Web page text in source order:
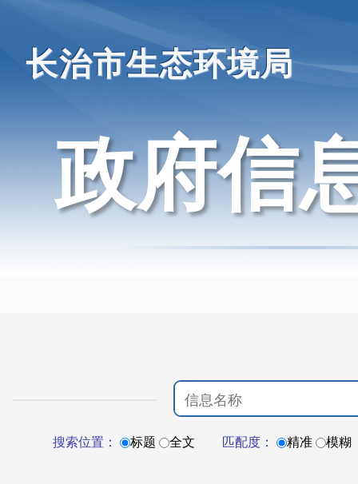
长治市生态环境局
政府信
搜索位置： 标题 全文 匹配度： 精准 模糊